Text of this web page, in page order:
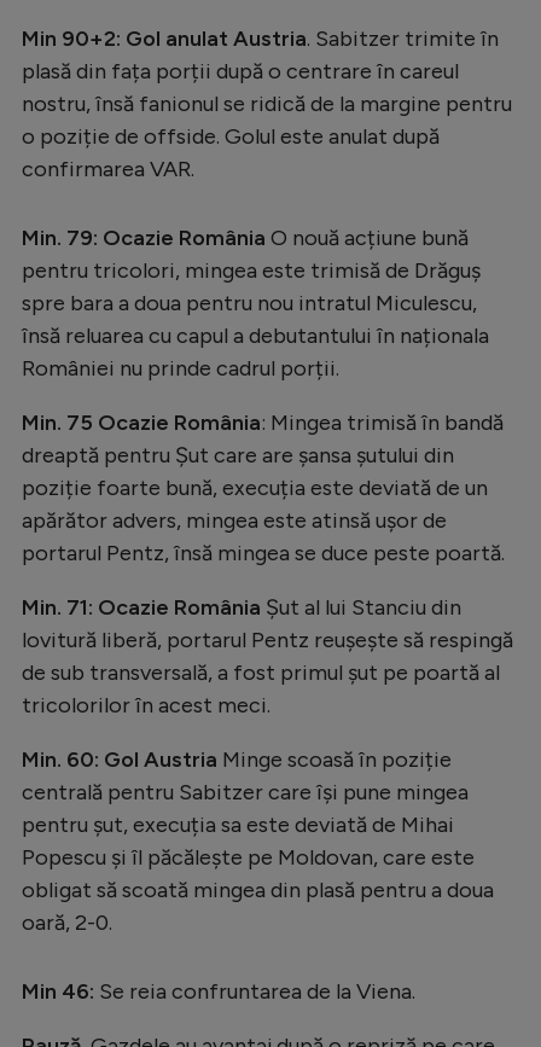
Min 90+2: Gol anulat Austria. Sabitzer trimite în
plasă din fața porții după o centrare în careul
nostru, însă fanionul se ridică de la margine pentru
o poziție de offside. Golul este anulat după
confirmarea VAR.
Min. 79: Ocazie România O nouă acțiune bună
pentru tricolori, mingea este trimisă de Drăguș
spre bara a doua pentru nou intratul Miculescu,
însă reluarea cu capul a debutantului în naționala
României nu prinde cadrul porții.
Min. 75 Ocazie România: Mingea trimisă în bandă
dreaptă pentru Șut care are șansa șutului din
poziție foarte bună, execuția este deviată de un
apărător advers, mingea este atinsă ușor de
portarul Pentz, însă mingea se duce peste poartă.
Min. 71: Ocazie România Șut al lui Stanciu din
lovitură liberă, portarul Pentz reușește să respingă
de sub transversală, a fost primul șut pe poartă al
tricolorilor în acest meci.
Min. 60: Gol Austria Minge scoasă în poziție
centrală pentru Sabitzer care își pune mingea
pentru șut, execuția sa este deviată de Mihai
Popescu și îl păcălește pe Moldovan, care este
obligat să scoată mingea din plasă pentru a doua
oară, 2-0.
Min 46: Se reia confruntarea de la Viena.